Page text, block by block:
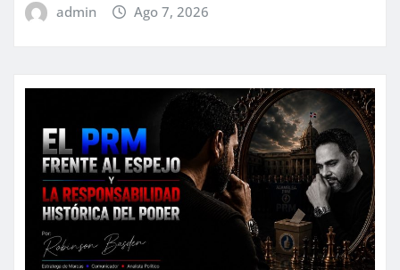
admin Ago 7, 2026